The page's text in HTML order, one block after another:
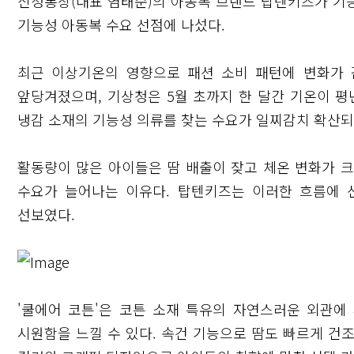
기능성 아동복 수요 선점에 나섰다.
최근 이상기온의 영향으로 패션 소비 패턴에 변화
앞당겨졌으며, 기상청은 5월 초까지 한 달간 기온이
냉감 소재의 기능성 의류를 찾는 수요가 일찌감치 확산
활동량이 많은 아이들은 땀 배출이 잦고 체온 변화가
수요가 늘어나는 이유다. 탑텐키즈는 이러한 흐름
선보였다.
'쿨에어 코튼'은 코튼 소재 특유의 자연스러운 외관
시원함을 느낄 수 있다. 속건 기능으로 땀도 빠르게 건